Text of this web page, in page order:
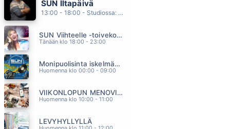
MORE THAN WORDS
PULSSI
KESKIYÖN COWBOY
ODOTA
IRON HORSE
SUN Iltapäivä
13:00 - 18:00 - Studiossa: Kaisu Lämsä
SUN Viihteelle -toivekonsertti
Tänään klo 18:00 - 23:00
Monipuolisinta iskelmää ja parasta poppia
Huomenna klo 00:00 - 09:00
VIIKONLOPUN MENOVINKIT
Huomenna klo 10:00 - 11:00
LEVYHYLLYLLÄ